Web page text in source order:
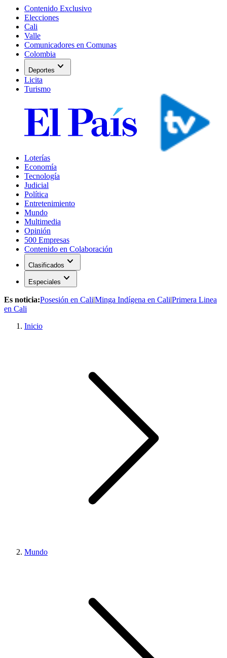
Contenido Exclusivo
Elecciones
Cali
Valle
Comunicadores en Comunas
Colombia
Deportes expand_more
Licita
Turismo
Loterías
Economía
Tecnología
Judicial
Política
Entretenimiento
Mundo
Multimedia
Opinión
500 Empresas
Contenido en Colaboración
Clasificados expand_more
Especiales expand_more
Es noticia:Posesión en Cali|Minga Indígena en Cali|Primera Linea
en Cali
Inicio
Mundo